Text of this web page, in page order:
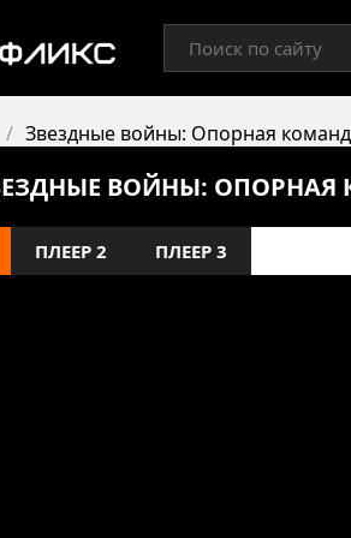
Звездные войны: Опорная
ВОЙНЫ: ОПОРНАЯ
ПЛЕЕР 2 ПЛЕЕР 3